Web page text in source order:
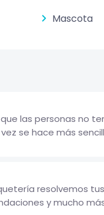
Mascota
las personas no
se hace más
resolvemos
y mucho